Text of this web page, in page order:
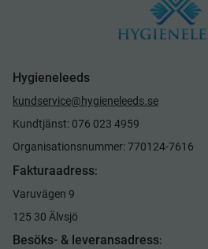
Hygieneleeds
kundservice@hygieneleeds.se
Kundtjänst: 076 023 4959
Organisationsnummer: 770124-7616
Fakturaadress:
Varuvägen 9
125 30 Älvsjö
Besöks- & leveransadress: